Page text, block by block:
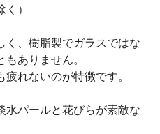
）
く、樹脂製でガラスではな
ありません。
れないのが特徴です。
水パールと花びらが素敵な